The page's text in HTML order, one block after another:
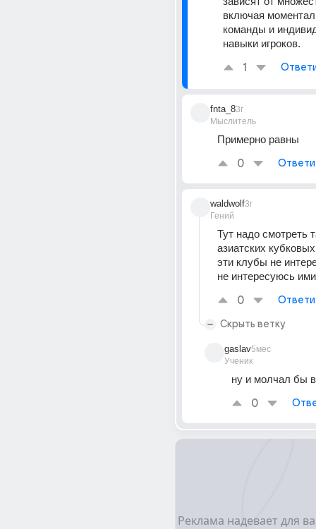
включая
команды и
навыки игроков.
1
fnta_8
Мыслитель
3г
Примерно равны
0
waldwolf
Гений
3г
Тут надо смотреть
азиатских
эти клубы не
не интересуюсь
0
Скрыть ветку
gaslav
Ученик
5мес
ну и молчал бы
0